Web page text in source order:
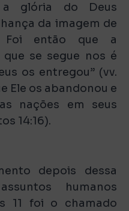
a glória do Deus
da imagem de
Foi então que a
se segue nos é
os entregou” (vv.
Ele os abandonou e
nações em seus
14:16).
depois dessa
humanos
11 foi o chamado